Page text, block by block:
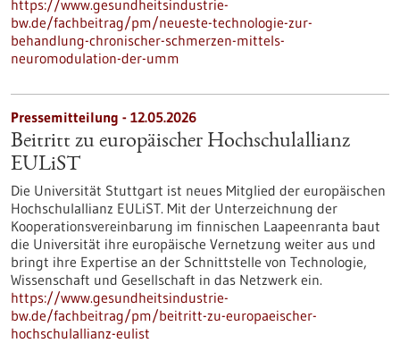
https://www.gesundheitsindustrie-
bw.de/fachbeitrag/pm/neueste-technologie-zur-
behandlung-chronischer-schmerzen-mittels-
neuromodulation-der-umm
Pressemitteilung - 12.05.2026
Beitritt zu europäischer Hochschulallianz
EULiST
Die Universität Stuttgart ist neues Mitglied der europäischen
Hochschulallianz EULiST. Mit der Unterzeichnung der
Kooperationsvereinbarung im finnischen Laapeenranta baut
die Universität ihre europäische Vernetzung weiter aus und
bringt ihre Expertise an der Schnittstelle von Technologie,
Wissenschaft und Gesellschaft in das Netzwerk ein.
https://www.gesundheitsindustrie-
bw.de/fachbeitrag/pm/beitritt-zu-europaeischer-
hochschulallianz-eulist